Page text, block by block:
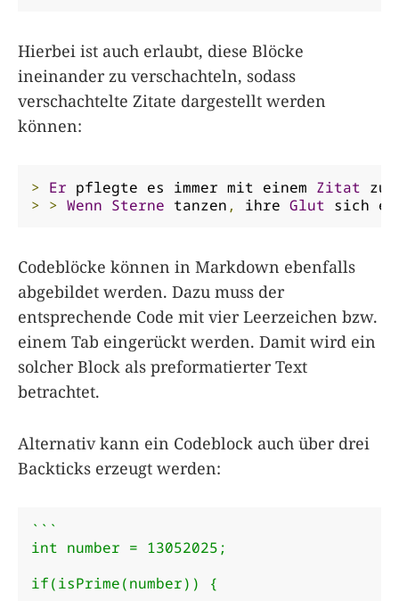
Hierbei ist auch erlaubt, diese Blöcke
ineinander zu verschachteln, sodass
verschachtelte Zitate dargestellt werden
können:
> Er pflegte es immer mit einem Zitat zu
> > Wenn Sterne tanzen , ihre Glut sich
Codeblöcke können in Markdown ebenfalls
abgebildet werden. Dazu muss der
entsprechende Code mit vier Leerzeichen bzw.
einem Tab eingerückt werden. Damit wird ein
solcher Block als preformatierter Text
betrachtet.
Alternativ kann ein Codeblock auch über drei
Backticks erzeugt werden:
```
int number = 13052025;
if(isPrime(number)) {